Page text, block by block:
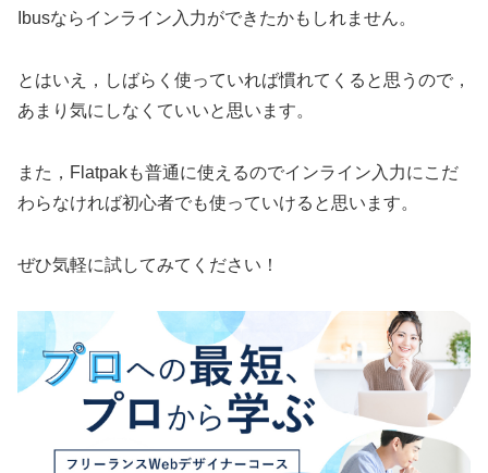
Ibusならインライン入力ができたかもしれません。
とはいえ，しばらく使っていれば慣れてくると思うので，
あまり気にしなくていいと思います。
また，Flatpakも普通に使えるのでインライン入力にこだ
わらなければ初心者でも使っていけると思います。
ぜひ気軽に試してみてください！